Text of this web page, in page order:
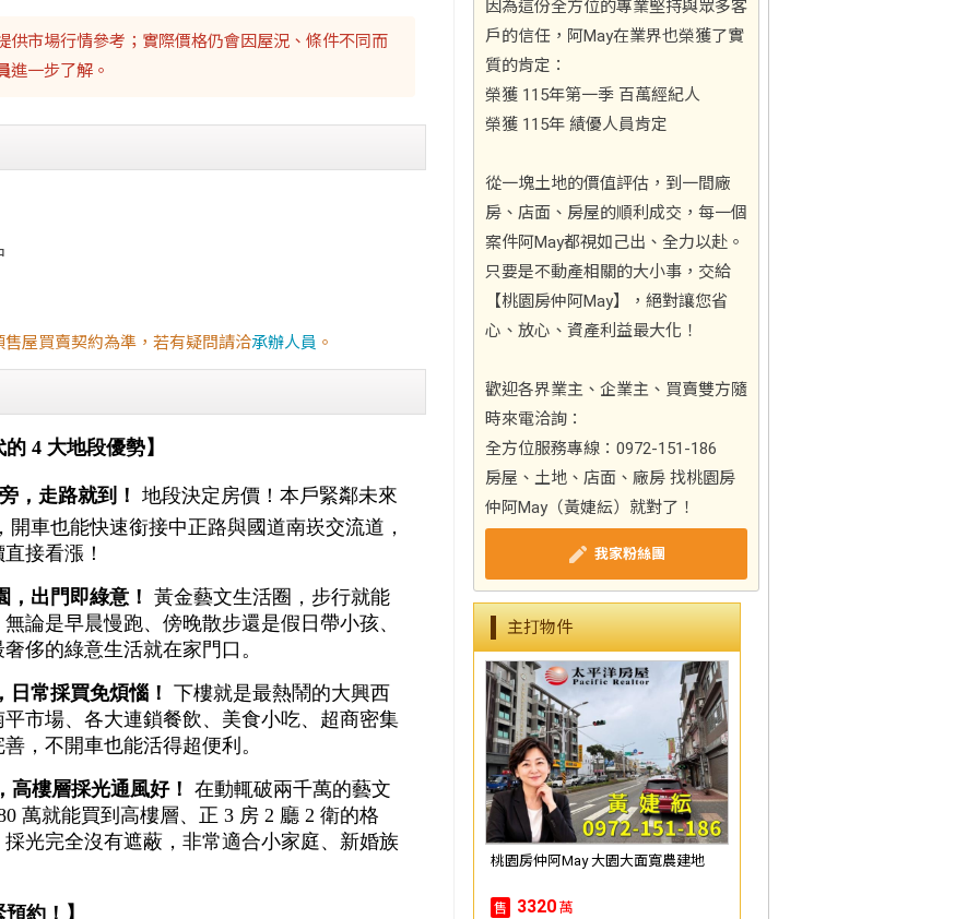
供市場行情參考；實際價格仍會因屋況、條件不同而
進一步了解。
屋買賣契約為準，若有疑問請洽承辦人員 。
因為這份全方位的專業堅持與眾多客
戶的信任，阿May在業界也榮獲了實
質的肯定：
榮獲 115年第一季 百萬經紀人
榮獲 115年 績優人員肯定
從一塊土地的價值評估，到一間廠
房、店面、房屋的順利成交，每一個
案件阿May都視如己出、全力以赴。
只要是不動產相關的大小事，交給
【桃園房仲阿May】，絕對讓您省
心、放心、資產利益最大化！
歡迎各界業主、企業主、買賣雙方隨
時來電洽詢：
全方位服務專線：0972-151-186
房屋、土地、店面、廠房 找桃園房
仲阿May（黃婕紜）就對了！
我家粉絲團
主打物件
桃園房仲阿May 大園大面寬農建地
售 3320 萬